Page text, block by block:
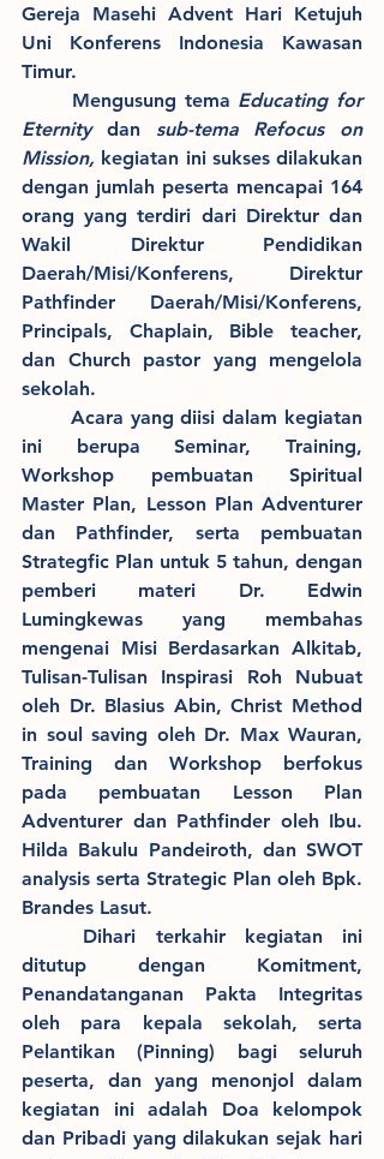
Gereja Masehi Advent Hari Ketujuh
Uni Konferens Indonesia Kawasan
Timur.
	Mengusung tema
Educating for
Eternity dan sub-tema Refocus on
Mission, kegiatan ini sukses dilakukan
dengan jumlah peserta mencapai 164
orang yang terdiri dari Direktur dan
Wakil Direktur Pendidikan
Daerah/Misi/Konferens, Direktur
Pathfinder Daerah/Misi/Konferens,
Principals, Chaplain, Bible teacher,
dan Church pastor yang mengelola
sekolah.
ini berupa Seminar, Training,
Workshop pembuatan Spiritual
Master Plan, Lesson Plan Adventurer
dan Pathfinder, serta pembuatan
Strategfic Plan untuk 5 tahun, dengan
pemberi materi Dr. Edwin
Lumingkewas yang membahas
mengenai Misi Berdasarkan Alkitab,
Tulisan-Tulisan Inspirasi Roh Nubuat
oleh Dr. Blasius Abin, Christ Method
in soul saving oleh Dr. Max Wauran,
Training dan Workshop berfokus
pada pembuatan Lesson Plan
Adventurer dan Pathfinder oleh Ibu.
Hilda Bakulu Pandeiroth, dan SWOT
analysis serta Strategic Plan oleh Bpk.
Brandes Lasut.
ditutup dengan Komitment,
Penandatanganan Pakta Integritas
oleh para kepala sekolah, serta
Pelantikan (Pinning) bagi seluruh
peserta, dan yang menonjol dalam
kegiatan ini adalah Doa kelompok
dan Pribadi yang dilakukan sejak hari